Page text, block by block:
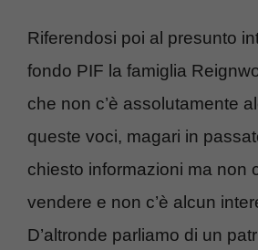
Riferendosi poi al presunto
fondo PIF la famiglia
che non c’è assolutamente
queste voci, magari in
chiesto informazioni ma non
vendere e non c’è alcun
D’altronde parliamo di un